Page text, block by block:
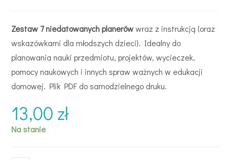
Zestaw 7 niedatowanych planerówwraz z instrukcją (oraz
wskazówkami dla młodszych dzieci). Idealny do
planowania nauki przedmiotu, projektów, wycieczek,
pomocy naukowych i innych spraw ważnych w edukacji
domowej. Plik PDF do samodzielnego druku.
13,00 zł
Na stanie